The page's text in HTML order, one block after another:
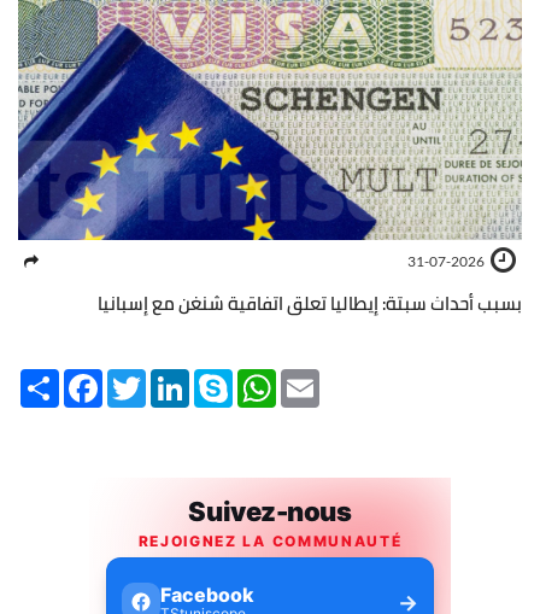
31-07-2026
بسبب أحداث سبتة: إيطاليا تعلق اتفاقية شنغن مع إسبانيا
Share FacebookTwitterLinkedInSkype WhatsApp